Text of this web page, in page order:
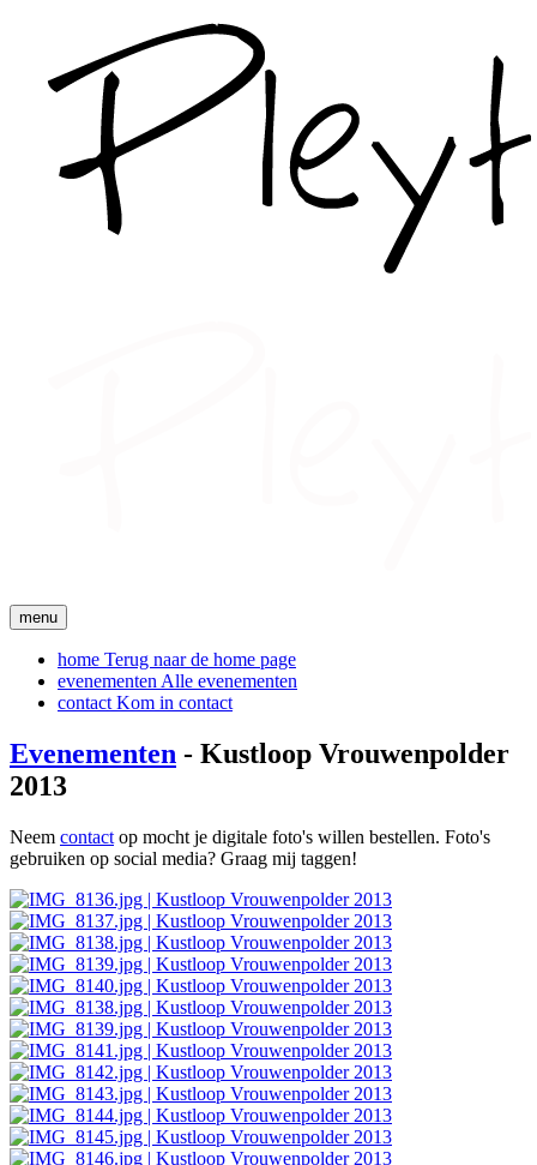
menu
home Terug naar de home page
evenementen Alle evenementen
contact Kom in contact
Evenementen - Kustloop Vrouwenpolder
2013
Neem contact op mocht je digitale foto's willen bestellen. Foto's
gebruiken op social media? Graag mij taggen!